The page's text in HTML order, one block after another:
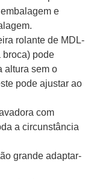
e
rolante de MDL-
broca) pode
altura sem o
pode ajustar ao
com
a circunstância
grande adaptar-